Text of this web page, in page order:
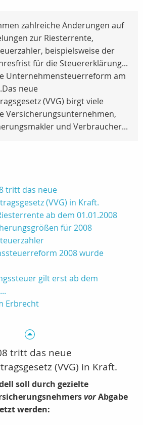
zahlreiche Änderungen auf
zur Riesterrente,
beispielsweise der
für die Steuererklärung...
Unternehmensteuerreform am
neue
(VVG) birgt viele
Versicherungsunternehmen,
und Verbraucher...
tritt das neue
(VVG) in Kraft.
ab dem 01.01.2008
für 2008
2008 wurde
gilt erst ab dem
Erbrecht
tritt das neue
(VVG) in Kraft.
soll durch gezielte
vorAbgabe
werden: